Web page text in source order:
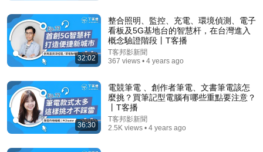
台積電前主管：人最可怕的地方，就是能把討厭的事當
成一輩子的志業｜【初日會客室】 郝旭烈
32:02
整合照明、監控、充電、環境偵測、電子
看板及5G基地台的智慧杆，在台灣進入
概念驗證階段丨T客播
T客邦影新聞
367 views • 4 years ago
36:30
電競筆電 、創作者筆電、文書筆電該怎
麼挑？買筆記型電腦有哪些重點要注意？
丨T客播
T客邦影新聞
2.5K views • 4 years ago